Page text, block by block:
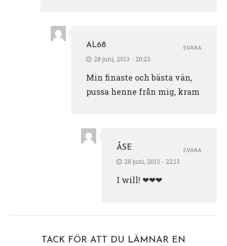
AL68
28 juni, 2013 - 20:23
Min finaste och bästa vän,
pussa henne från mig, kram
SVARA
ÅSE
28 juni, 2013 - 22:13
I will! ❤❤❤
SVARA
TACK FÖR ATT DU LÄMNAR EN